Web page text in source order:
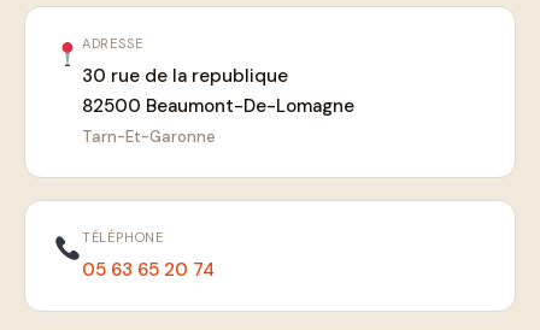
ADRESSE
30 rue de la republique
82500 Beaumont-De-Lomagne
Tarn-Et-Garonne
TÉLÉPHONE
05 63 65 20 74